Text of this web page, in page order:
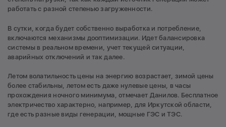
работать с разной степенью загруженности.
В сутки, когда будет собственно выработка и потребление,
включаются механизмы дооптимизации. Идет балансировка
системы в реальном времени, учет текущей ситуации,
аварийных отключений и так далее.
Летом волатильность цены на энергию возрастает, зимой цены
более стабильны, летом есть даже нулевые цены, в часы
прохождения ночного минимума, отмечает Данилов. Бесплатное
электричество характерно, например, для Иркутской области,
где есть разные виды генерации, мощные ГЭС и ТЭС.